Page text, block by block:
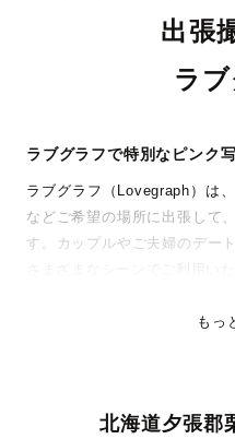
出張
ラ
ラブグラフで特別なピンク
ラブグラフ（Lovegraph）は
などご希望の場所に出張して
す。カップルやご夫婦のデー
ありのままの空気感を大切に
料金は全国どこでも一律。わ
もっ
北海道夕張郡